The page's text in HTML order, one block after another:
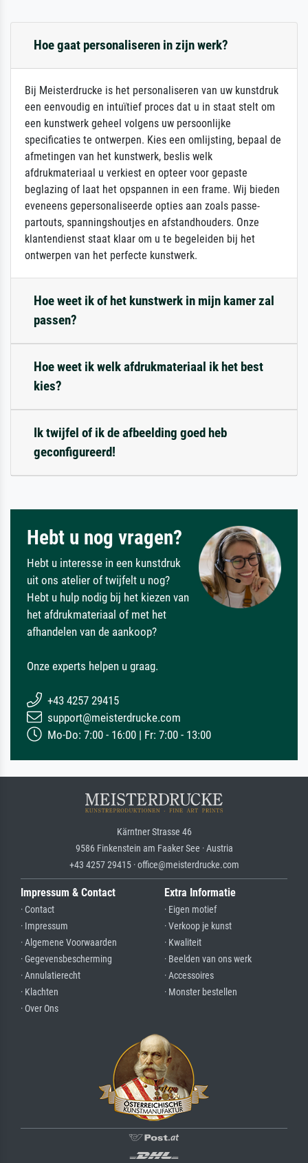
Hoe gaat personaliseren in zijn werk?
Bij Meisterdrucke is het personaliseren van uw kunstdruk
een eenvoudig en intuïtief proces dat u in staat stelt om
een kunstwerk geheel volgens uw persoonlijke
specificaties te ontwerpen. Kies een omlijsting, bepaal de
afmetingen van het kunstwerk, beslis welk
afdrukmateriaal u verkiest en opteer voor gepaste
beglazing of laat het opspannen in een frame. Wij bieden
eveneens gepersonaliseerde opties aan zoals passe-
partouts, spanningshoutjes en afstandhouders. Onze
klantendienst staat klaar om u te begeleiden bij het
ontwerpen van het perfecte kunstwerk.
Hoe weet ik of het kunstwerk in mijn kamer zal
passen?
Hoe weet ik welk afdrukmateriaal ik het best
kies?
Ik twijfel of ik de afbeelding goed heb
geconfigureerd!
Hebt u nog vragen?
Hebt u interesse in een kunstdruk
uit ons atelier of twijfelt u nog?
Hebt u hulp nodig bij het kiezen van
het afdrukmateriaal of met het
afhandelen van de aankoop?
Onze experts helpen u graag.
+43 4257 29415
support@meisterdrucke.com
Mo-Do: 7:00 - 16:00 | Fr: 7:00 - 13:00
Kärntner Strasse 46
9586 Finkenstein am Faaker See · Austria
+43 4257 29415 · office@meisterdrucke.com
Impressum & Contact
· Contact
· Impressum
· Algemene Voorwaarden
· Gegevensbescherming
· Annulatierecht
· Klachten
· Over Ons
Extra Informatie
· Eigen motief
· Verkoop je kunst
· Kwaliteit
· Beelden van ons werk
· Accessoires
· Monster bestellen